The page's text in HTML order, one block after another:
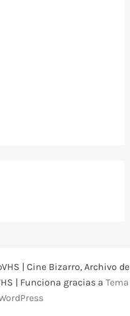
| Cine Bizarro, Archivo de
| Funciona gracias a Tema